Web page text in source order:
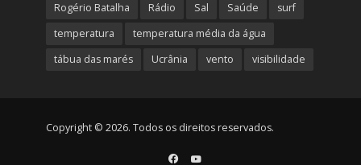
Rogério Batalha
Rádio Sal Saúde
surf
temperatura
temperatura média da água
tábua das marés
Ucrânia vento visibilidade
Copyright © 2026. Todos os direitos reservados.